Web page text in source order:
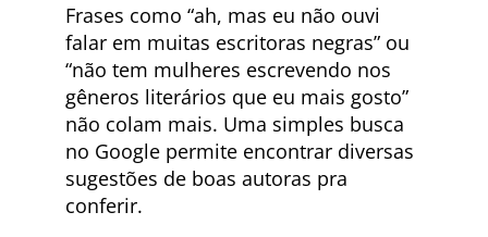
Frases como “ah, mas eu não ouvi
falar em muitas escritoras negras” ou
“não tem mulheres escrevendo nos
gêneros literários que eu mais gosto”
não colam mais. Uma simples busca
no Google permite encontrar diversas
sugestões de boas autoras pra
conferir.